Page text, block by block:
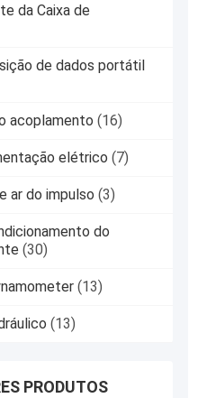
da Caixa de
de dados portátil
acoplamento (16)
elétrico (7)
ar do impulso (3)
do
(30)
(13)
(13)
PRODUTOS